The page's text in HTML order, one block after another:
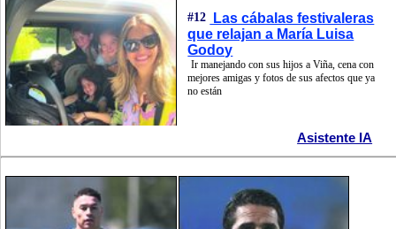
#12
Las cábalas festivaleras
que relajan a María Luisa
Godoy
Ir manejando con sus hijos a Viña, cena con
mejores amigas y fotos de sus afectos que ya
no están
Asistente IA